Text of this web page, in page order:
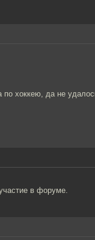
хоккею, да не
в форуме.